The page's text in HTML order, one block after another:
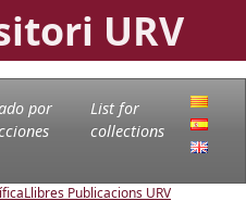
URV
por
List for
collections
Llibres Publicacions URV